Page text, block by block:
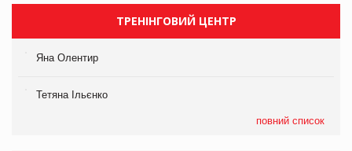
ТРЕНІНГОВИЙ ЦЕНТР
Яна Олентир
Тетяна Ільєнко
повний список